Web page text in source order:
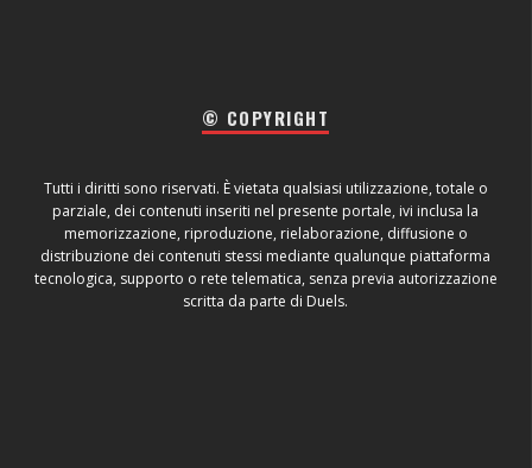
© COPYRIGHT
Tutti i diritti sono riservati. È vietata qualsiasi utilizzazione, totale o
parziale, dei contenuti inseriti nel presente portale, ivi inclusa la
memorizzazione, riproduzione, rielaborazione, diffusione o
distribuzione dei contenuti stessi mediante qualunque piattaforma
tecnologica, supporto o rete telematica, senza previa autorizzazione
scritta da parte di Duels.